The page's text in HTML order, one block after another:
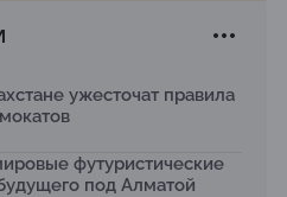
что изменилось для
ужесточат правила
футуристические
под Алматой